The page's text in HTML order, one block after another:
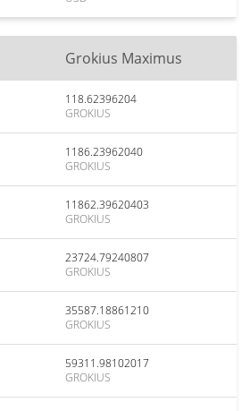
Grokius Maximus
118.62396204
GROKIUS
1186.23962040
GROKIUS
11862.39620403
GROKIUS
23724.79240807
GROKIUS
35587.18861210
GROKIUS
59311.98102017
GROKIUS